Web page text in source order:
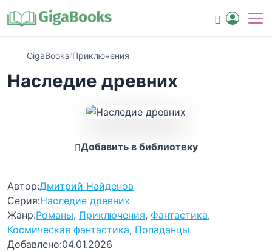
GigaBooks/Приключения
Наследие древних
Добавить в библиотеку
Автор:Дмитрий Найденов
Серия:Наследие древних
Жанр:Романы, Приключения, Фантастика,
Космическая фантастика, Попаданцы
Добавлено:04.01.2026